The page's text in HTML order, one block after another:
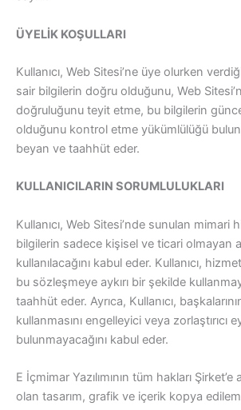
ÜYELİK KOŞULLARI
Kullanıcı, Web Sitesi’ne üye olurken
sair bilgilerin doğru olduğunu, Web
doğruluğunu teyit etme, bu bilgilerin
olduğunu kontrol etme yükümlülüğü
beyan ve taahhüt eder.
KULLANICILARIN SORUMLULUKLARI
Kullanıcı, Web Sitesi’nde sunulan mimari
bilgilerin sadece kişisel ve ticari olmayan
kullanılacağını kabul eder. Kullanıcı,
bu sözleşmeye aykırı bir şekilde
taahhüt eder. Ayrıca, Kullanıcı,
kullanmasını engelleyici veya zorlaştırıcı
bulunmayacağını kabul eder.
E İçmimar Yazılımının tüm hakları Şirket’e
olan tasarım, grafik ve içerik kopya